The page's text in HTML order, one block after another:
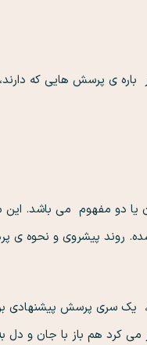
باره ی پرسش هایی که
دو مفهوم می باشد. این
روند پیشروی و نحوه
یک سری پرسش پیشنهادی
دادند: اگر می